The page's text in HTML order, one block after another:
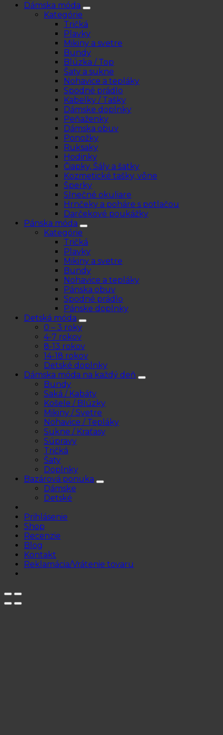
Dámska móda
Kategórie
Tričká
Plavky
Mikiny a svetre
Bundy
Blúzka / Top
Šaty a sukne
Nohavice a tepláky
Spodné prádlo
Kabelky / Tašky
Dámske doplnky
Peňaženky
Dámska obuv
Ponožky
Ruksaky
Hodinky
Čiapky, Šály a šatky
Kozmetické tašky, vône
Šperky
Slnečné okuliare
Hrnčeky a poháre s potlačou
Darčekové poukážky
Pánska móda
Kategórie
Tričká
Plavky
Mikiny a svetre
Bundy
Nohavice a tepláky
Pánska obuv
Spodné prádlo
Pánske doplnky
Detská móda
0 – 3 roky
4-7 rokov
8-13 rokov
14-18 rokov
Detské doplnky
Dámska móda na každý deň
Bundy
Saká / Kabáty
Košele / Blúzky
Mikiny / Svetre
Nohavice / Tepláky
Sukne / Kraťasy
Súpravy
Tričká
Šaty
Doplnky
Bazárová ponuka
Dámske
Detské
Prihlásenie
Shop
Recenzie
Blog
Kontakt
Reklamácia/Vrátenie tovaru